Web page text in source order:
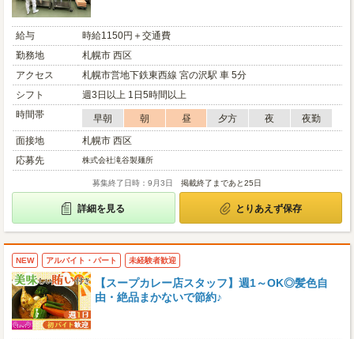
給与
時給1150円＋交通費
勤務地
札幌市 西区
アクセス
札幌市営地下鉄東西線 宮の沢駅 車 5分
シフト
週3日以上 1日5時間以上
時間帯
早朝 朝 昼 夕方 夜
夜勤
面接地
札幌市 西区
応募先
株式会社滝谷製麺所
募集終了日時：9月3日 掲載終了まであと25日
詳細を見る とりあえず保存
NEW アルバイト・パート 未経験者歓迎
【スープカレー店スタッフ】週1～OK◎髪色自
由・絶品まかないで節約♪